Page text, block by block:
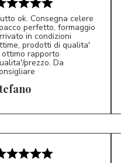
ok. Consegna celere
perfetto, formaggio
in condizioni
prodotti di qualita'
ottimo rapporto
prezzo. Da